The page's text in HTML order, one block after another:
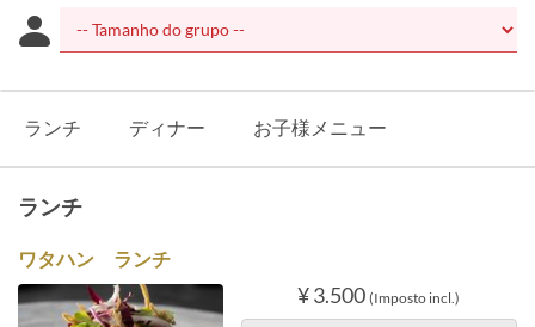
ランチ ディナー お子様メニュー
ランチ
ワタハン ランチ
¥ 3.500 (Imposto incl.)